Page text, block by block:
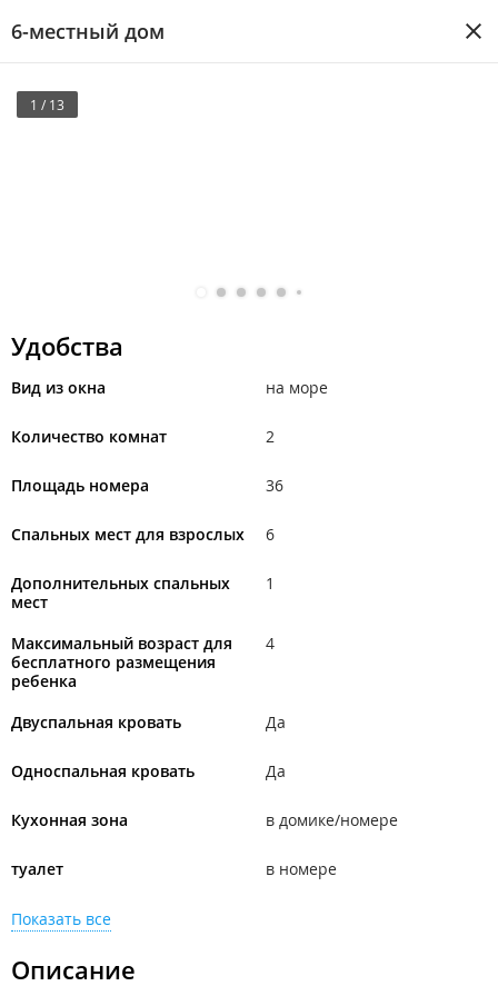
6-местный дом
1 / 13
Удобства
Вид из окна на море
Количество комнат 2
Площадь номера 36
Спальных мест для взрослых 6
Дополнительных спальных
мест
1
Максимальный возраст для
бесплатного размещения
ребенка
4
Двуспальная кровать Да
Односпальная кровать Да
Кухонная зона в домике/номере
туалет в номере
Показать все
Описание